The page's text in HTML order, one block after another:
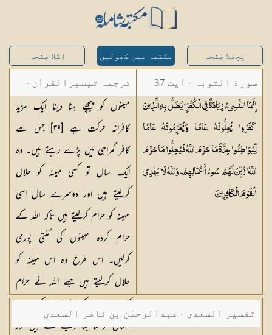
پچھلا صفحہ مکتبہ میں کھولیں اگلا صفحہ
سورة التوبہ - آیت 37
إِنَّمَا النَّسِيءُ زِيَادَةٌ فِي الْكُفْرِ ۖ يُضَلُّ بِهِ الَّذِينَ
كَفَرُوا يُحِلُّونَهُ عَامًا وَيُحَرِّمُونَهُ عَامًا
لِّيُوَاطِئُوا عِدَّةَ مَا حَرَّمَ اللَّهُ فَيُحِلُّوا مَا حَرَّمَ
اللَّهُ ۚ زُيِّنَ لَهُمْ سُوءُ أَعْمَالِهِمْ ۗ وَاللَّهُ لَا يَهْدِي
الْقَوْمَالْكَافِرِينَ
ترجمہ تیسیرالقرآن -
مولانا عبد الرحمن
کیلانی
مہینوں کو پیچھے ہٹا دینا ایک مزید
کافرانہ حرکت ہے [٣٩] جس سے
کافر گمراہی میں پڑے رہتے ہیں۔ وہ
ایک سال تو کسی مہینہ کو حلال
کرلیتے ہیں اور دوسرے سال اسی
مہینہ کو حرام کرلیتے ہیں تاکہ اللہ کے
حرام کردہ مہینوں کی گنتی پوری
کرلیں۔ اس طرح وہ اس مہینہ کو
حلال کرلیتے ہیں جسے اللہ نے حرام
کیا تھا۔ ان کے لئے ان کے برے
اعمال خوشنما بنا دیئے گئے ہیں اور
تفسیر السعدی - عبدالرحمٰن بن ناصر السعدی